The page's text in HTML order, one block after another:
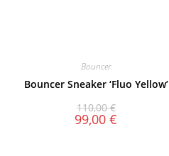
Bouncer
Bouncer Sneaker ‘Fluo Yellow’
110,00€
99,00 €